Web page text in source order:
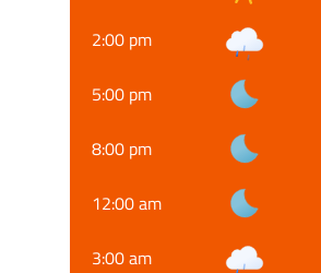
2:00 pm
5:00 pm
8:00 pm
12:00 am
3:00 am